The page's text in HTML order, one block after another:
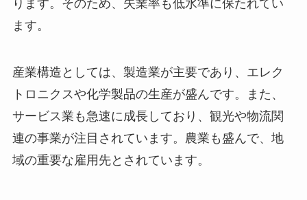
ます。
トロニクスや化学製品の生産が盛んです。また、
サービス業も急速に成長しており、観光や物流関
連の事業が注目されています。農業も盛んで、地
域の重要な雇用先とされています。